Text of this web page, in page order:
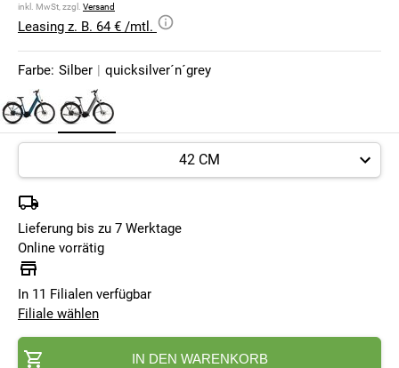
inkl. MwSt, zzgl. Versand
Leasing z. B. 64 € /mtl.
Farbe: Silber | quicksilver´n´grey
Lieferung bis zu 7 Werktage
Online vorrätig
In 11 Filialen verfügbar
Filiale wählen
IN DEN WARENKORB